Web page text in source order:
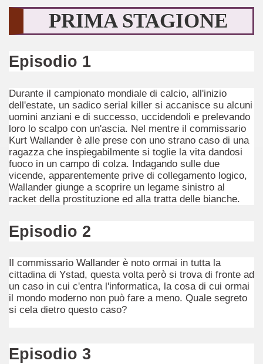
PRIMA STAGIONE
Episodio 1
Durante il campionato mondiale di calcio, all'inizio
dell'estate, un sadico serial killer si accanisce su alcuni
uomini anziani e di successo, uccidendoli e prelevando
loro lo scalpo con un'ascia. Nel mentre il commissario
Kurt Wallander è alle prese con uno strano caso di una
ragazza che inspiegabilmente si toglie la vita dandosi
fuoco in un campo di colza. Indagando sulle due
vicende, apparentemente prive di collegamento logico,
Wallander giunge a scoprire un legame sinistro al
racket della prostituzione ed alla tratta delle bianche.
Episodio 2
Il commissario Wallander è noto ormai in tutta la
cittadina di Ystad, questa volta però si trova di fronte ad
un caso in cui c'entra l'informatica, la cosa di cui ormai
il mondo moderno non può fare a meno. Quale segreto
si cela dietro questo caso?
Episodio 3
Se Ti Piacciono nel mese di Giugno 2014.